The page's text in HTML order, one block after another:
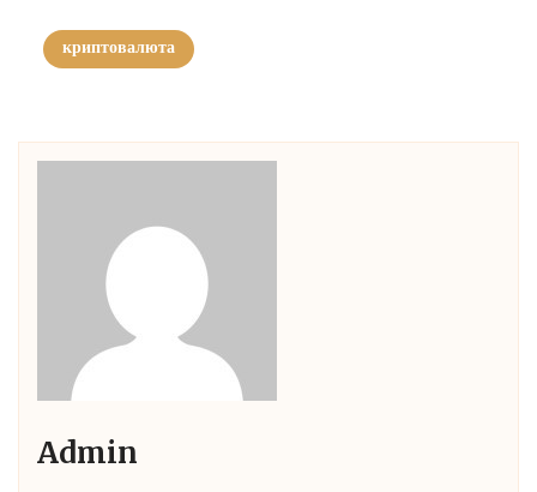
криптовалюта
Admin